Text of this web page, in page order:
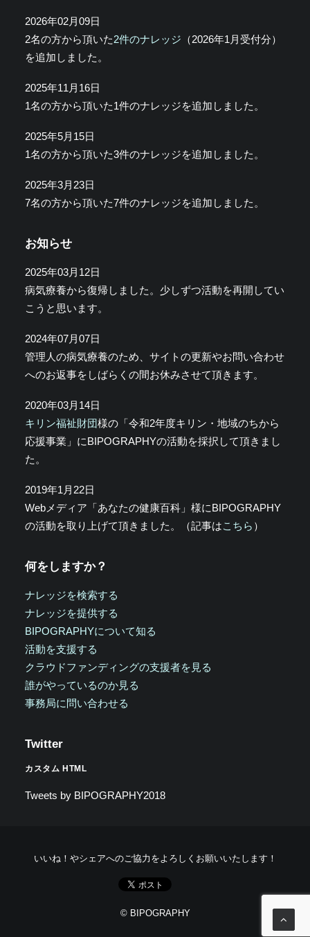
2026年02月09日
2名の方から頂いた2件のナレッジ （2026年1月受付分）
を追加しました。
2025年11月16日
1名の方から頂いた1件のナレッジを追加しました。
2025年5月15日
1名の方から頂いた3件のナレッジを追加しました。
2025年3月23日
7名の方から頂いた7件のナレッジを追加しました。
お知らせ
2025年03月12日
病気療養から復帰しました。少しずつ活動を再開してい
こうと思います。
2024年07月07日
管理人の病気療養のため、サイトの更新やお問い合わせ
へのお返事をしばらくの間お休みさせて頂きます。
2020年03月14日
キリン福祉財団様の「令和2年度キリン・地域のちから
応援事業」にBIPOGRAPHYの活動を採択して頂きまし
た。
2019年1月22日
Webメディア「あなたの健康百科」様にBIPOGRAPHY
の活動を取り上げて頂きました。（記事はこちら ）
何をしますか？
ナレッジを検索する
ナレッジを提供する
BIPOGRAPHYについて知る
活動を支援する
クラウドファンディングの支援者を見る
誰がやっているのか見る
事務局に問い合わせる
Twitter
カスタム HTML
Tweets by BIPOGRAPHY2018
いいね！やシェアへのご協力をよろしくお願いいたします！
© BIPOGRAPHY